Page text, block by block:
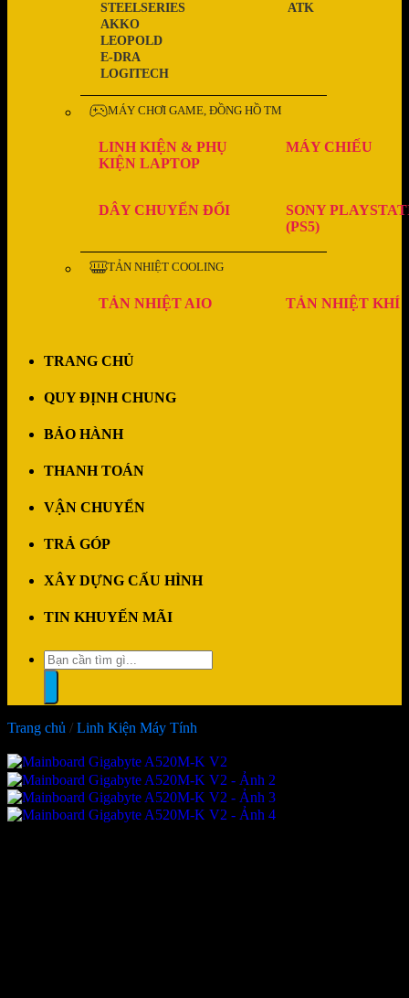
LOGITECH
E-DRA
LEOPOLD
AKKO
STEELSERIES ATK
MÁY CHƠI GAME, ĐỒNG HỒ TM
LINH KIỆN & PHỤ
KIỆN LAPTOP
MÁY CHIẾU
DÂY CHUYỂN ĐỔI
SONY
(PS5)
TẢN NHIỆT COOLING
TẢN NHIỆT AIO TẢN NHIỆT KHÍ
TRANG CHỦ
QUY ĐỊNH CHUNG
BẢO HÀNH
THANH TOÁN
VẬN CHUYỂN
TRẢ GÓP
XÂY DỰNG CẤU HÌNH
TIN KHUYẾN MÃI
Tìm
kiếm:
Trang chủ / Linh Kiện Máy Tính